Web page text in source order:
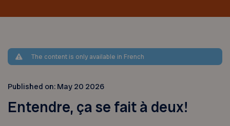
The content is only available in French
Published on: May 20 2026
Entendre, ça se fait à deux!